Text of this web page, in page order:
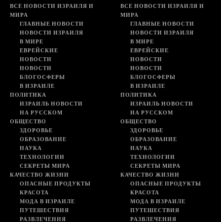
ВСЕ НОВОСТИ ИЗРАИЛЯ И
МИРА
ГЛАВНЫЕ НОВОСТИ
НОВОСТИ ИЗРАИЛЯ
В МИРЕ
ЕВРЕЙСКИЕ
НОВОСТИ
НОВОСТИ
БЛОГОСФЕРЫ
В ИЗРАИЛЕ
ПОЛИТИКА
ИЗРАИЛЬ НОВОСТИ
НА РУССКОМ
ОБЩЕСТВО
ЗДОРОВЬЕ
ОБРАЗОВАНИЕ
НАУКА
ТЕХНОЛОГИИ
СЕКРЕТЫ МИРА
КАЧЕСТВО ЖИЗНИ
ОПАСНЫЕ ПРОДУКТЫ
КРАСОТА
МОДА В ИЗРАИЛЕ
ПУТЕШЕСТВИЯ
РАЗВЛЕЧЕНИЯ
ВСЕ НОВОСТИ ИЗРАИЛЯ И
МИРА
ГЛАВНЫЕ НОВОСТИ
НОВОСТИ ИЗРАИЛЯ
В МИРЕ
ЕВРЕЙСКИЕ
НОВОСТИ
НОВОСТИ
БЛОГОСФЕРЫ
В ИЗРАИЛЕ
ПОЛИТИКА
ИЗРАИЛЬ НОВОСТИ
НА РУССКОМ
ОБЩЕСТВО
ЗДОРОВЬЕ
ОБРАЗОВАНИЕ
НАУКА
ТЕХНОЛОГИИ
СЕКРЕТЫ МИРА
КАЧЕСТВО ЖИЗНИ
ОПАСНЫЕ ПРОДУКТЫ
КРАСОТА
МОДА В ИЗРАИЛЕ
ПУТЕШЕСТВИЯ
РАЗВЛЕЧЕНИЯ